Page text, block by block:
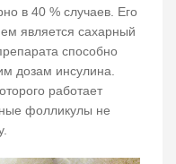
в 40 % случаев. Его
является сахарный
способно
дозам инсулина.
работает
фолликулы не